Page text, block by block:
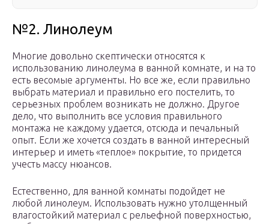
№2. Линолеум
Многие довольно скептически относятся к
использованию линолеума в ванной комнате, и на то
есть весомые аргументы. Но все же, если правильно
выбрать материал и правильно его постелить, то
серьезных проблем возникать не должно. Другое
дело, что выполнить все условия правильного
монтажа не каждому удается, отсюда и печальный
опыт. Если же хочется создать в ванной интересный
интерьер и иметь «теплое» покрытие, то придется
учесть массу нюансов.
Естественно, для ванной комнаты подойдет не
любой линолеум. Использовать нужно утолщенный
влагостойкий материал с рельефной поверхностью,